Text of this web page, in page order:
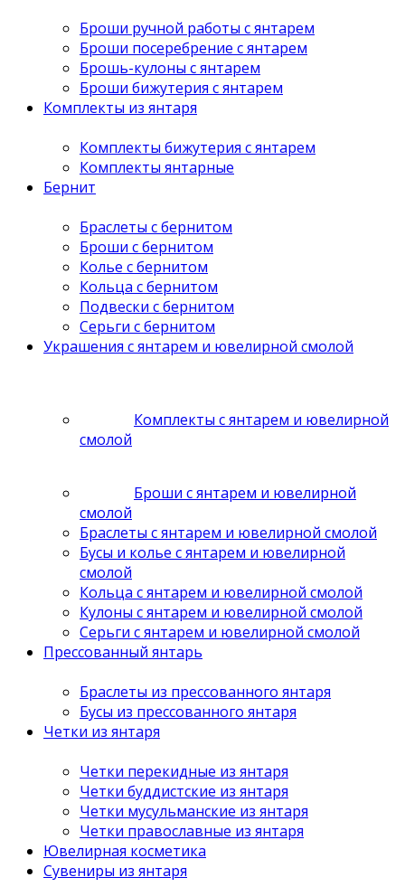
Броши ручной работы с янтарем
Броши посеребрение с янтарем
Брошь-кулоны с янтарем
Броши бижутерия с янтарем
Комплекты из янтаря
Комплекты бижутерия с янтарем
Комплекты янтарные
Бернит
Браслеты с бернитом
Броши с бернитом
Колье с бернитом
Кольца с бернитом
Подвески с бернитом
Серьги с бернитом
Украшения с янтарем и ювелирной смолой
Комплекты с янтарем и ювелирной
смолой
Броши с янтарем и ювелирной
смолой
Браслеты с янтарем и ювелирной смолой
Бусы и колье с янтарем и ювелирной
смолой
Кольца с янтарем и ювелирной смолой
Кулоны с янтарем и ювелирной смолой
Серьги с янтарем и ювелирной смолой
Прессованный янтарь
Браслеты из прессованного янтаря
Бусы из прессованного янтаря
Четки из янтаря
Четки перекидные из янтаря
Четки буддистские из янтаря
Четки мусульманские из янтаря
Четки православные из янтаря
Ювелирная косметика
Сувениры из янтаря